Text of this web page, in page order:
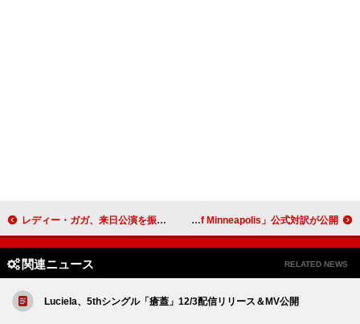
レディー・ガガ、来日公演を振り返るYouTube特別番組の配信決定 ブルース・スプリングスティーン、「Streets Of Minneapolis」公式対訳が公開
関連ニュース RELATED NEWS
Luciela、5thシングル「瘡蓋」12/3配信リリース＆MV公開